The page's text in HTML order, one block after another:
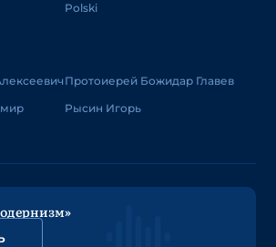
Polski
Протоиерей Божидар Главев
Рысин Игорь